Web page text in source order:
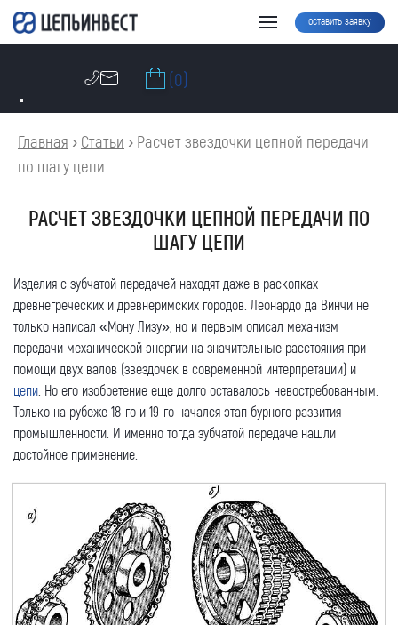
оставить заявку
(0)
Главная › Статьи › Расчет звездочки цепной передачи
по шагу цепи
РАСЧЕТ ЗВЕЗДОЧКИ ЦЕПНОЙ ПЕРЕДАЧИ ПО
ШАГУ ЦЕПИ
Изделия с зубчатой передачей находят даже в раскопках
древнегреческих и древнеримских городов. Леонардо да Винчи не
только написал «Мону Лизу», но и первым описал механизм
передачи механической энергии на значительные расстояния при
помощи двух валов (звездочек в современной интерпретации) и
цепи . Но его изобретение еще долго оставалось невостребованным.
Только на рубеже 18-го и 19-го начался этап бурного развития
промышленности. И именно тогда зубчатой передаче нашли
достойное применение.